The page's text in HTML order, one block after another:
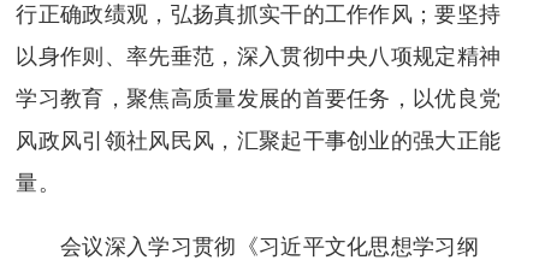
行正确政绩观，弘扬真抓实干的工作作风；要坚持
以身作则、率先垂范，深入贯彻中央八项规定精神
学习教育，聚焦高质量发展的首要任务，以优良党
风政风引领社风民风，汇聚起干事创业的强大正能
量。
会议深入学习贯彻《习近平文化思想学习纲